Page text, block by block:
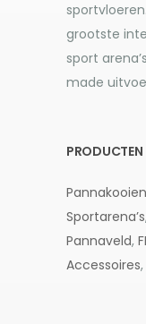
grootste
sport
made
PRODUCTEN
Pannakooien
Sportarena’s
Pannaveld,
Accessoires,